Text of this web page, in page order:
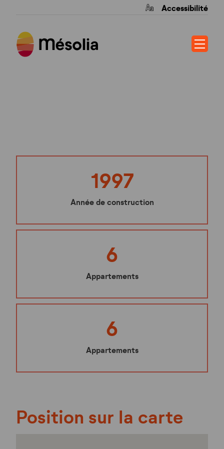
Accessibilité
1997
Année de construction
6
Appartements
6
Appartements
Position sur la carte